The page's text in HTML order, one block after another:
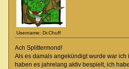
Username: Dr.Chuff
Ach Splittermond!
Als es damals angekündigt wurde war ich
haben es jahrelang aktiv bespielt, ich